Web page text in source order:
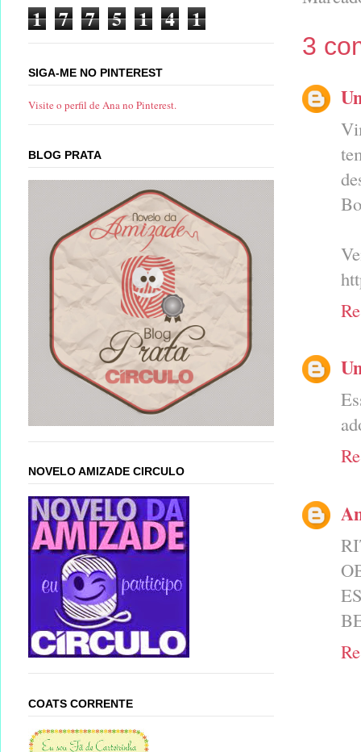
3
1 7 7 5 1 4 1
SIGA-ME NO PINTEREST
Visite o perfil de Ana no Pinterest.
BLOG PRATA
NOVELO AMIZADE CIRCULO
COATS CORRENTE